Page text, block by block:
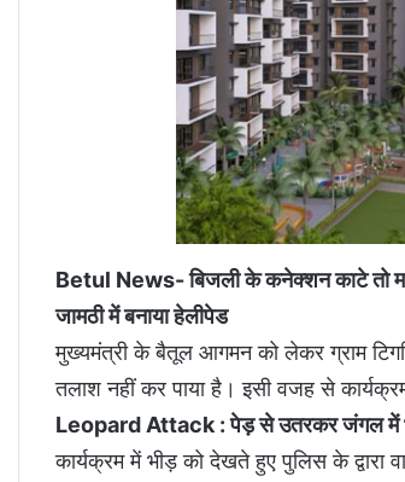
Betul News- बिजली के कनेक्शन काटे तो
जामठी में बनाया हेलीपेड
मुख्यमंत्री के बैतूल आगमन को लेकर ग्राम
तलाश नहीं कर पाया है। इसी वजह से
Leopard Attack : पेड़ से उतरकर जंगल में
कार्यक्रम में भीड़ को देखते हुए पुलिस के द्वारा